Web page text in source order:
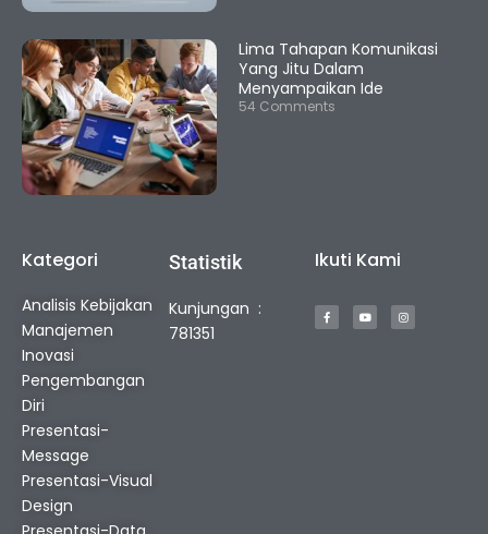
Lima Tahapan Komunikasi
Yang Jitu Dalam
Menyampaikan Ide
54 Comments
Kategori
Analisis Kebijakan
Manajemen
Inovasi
Pengembangan
Diri
Presentasi-
Message
Presentasi-Visual
Design
Statistik
Kunjungan :
781351
Ikuti Kami
a
c
e
o
u
t
n
s
t